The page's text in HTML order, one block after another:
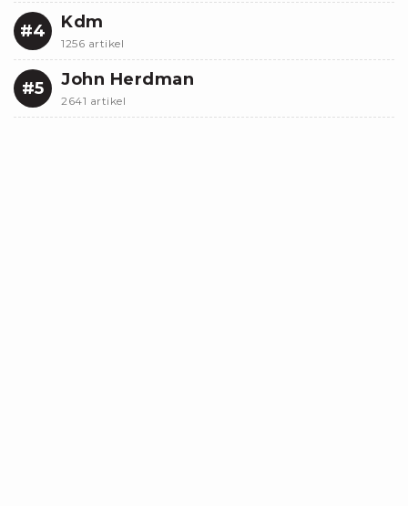
#4 Kdm
1256 artikel
#5 John Herdman
2641 artikel